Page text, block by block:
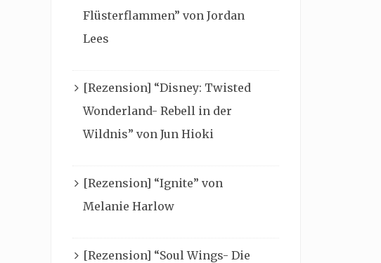
Flüsterflammen” von Jordan
Lees
[Rezension] “Disney: Twisted
Wonderland- Rebell in der
Wildnis” von Jun Hioki
[Rezension] “Ignite” von
Melanie Harlow
[Rezension] “Soul Wings- Die